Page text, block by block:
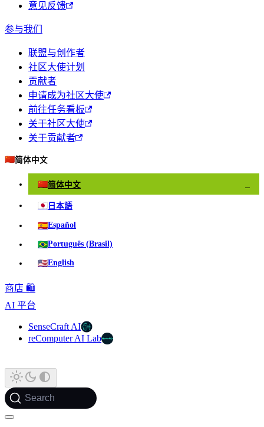
意见反馈
参与我们
联盟与创作者
社区大使计划
贡献者
申请成为社区大使
前往任务看板
关于社区大使
关于贡献者
🇨🇳简体中文
🇨🇳简体中文
🇯🇵 日本語
🇪🇸Español
🇧🇷Português (Brasil)
🇺🇸English
商店 🛍️
AI 平台
SenseCraft AI
reComputer AI Lab
Search